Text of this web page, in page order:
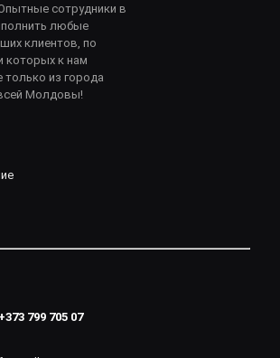
сотрудники в
любые
клиентов, по
которых к нам
из города
Молдовы!
+373 799 705 07